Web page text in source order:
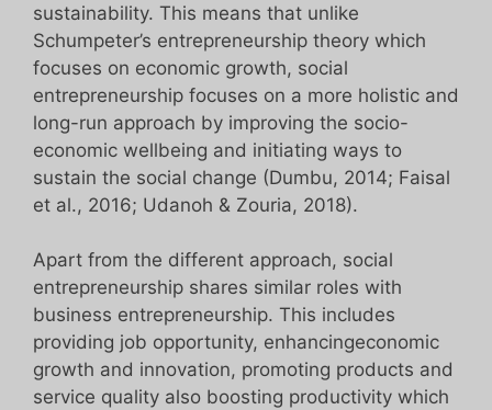
sustainability. This means that unlike
Schumpeter’s entrepreneurship theory which
focuses on economic growth, social
entrepreneurship focuses on a more holistic and
long-run approach by improving the socio-
economic wellbeing and initiating ways to
sustain the social change (Dumbu, 2014; Faisal
et al., 2016; Udanoh & Zouria, 2018).
Apart from the different approach, social
entrepreneurship shares similar roles with
business entrepreneurship. This includes
providing job opportunity, enhancingeconomic
growth and innovation, promoting products and
service quality also boosting productivity which